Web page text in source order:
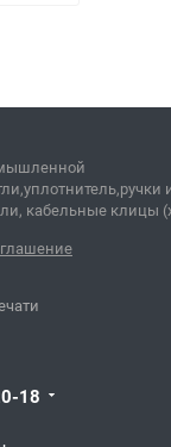
кабельные клицы
18